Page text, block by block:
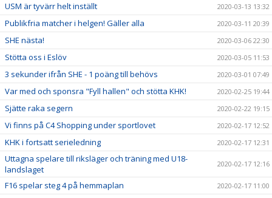
USM är tyvärr helt inställt 2020-03-13 13:32
Publikfria matcher i helgen! Gäller alla 2020-03-11 20:39
SHE nästa! 2020-03-06 22:30
Stötta oss i Eslöv 2020-03-05 11:53
3 sekunder ifrån SHE - 1 poäng till behövs 2020-03-01 07:49
Var med och sponsra "Fyll hallen" och stötta KHK! 2020-02-25 19:44
Sjätte raka segern 2020-02-22 19:15
Vi finns på C4 Shopping under sportlovet 2020-02-17 12:52
KHK i fortsatt serieledning 2020-02-17 12:31
Uttagna spelare till riksläger och träning med U18-
landslaget
2020-02-17 12:16
F16 spelar steg 4 på hemmaplan 2020-02-17 11:00